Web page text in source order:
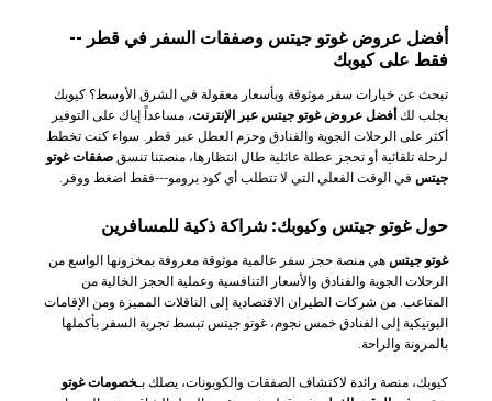
أفضل عروض غوتو جيتس وصفقات السفر في قطر --
فقط على كيوبك
تبحث عن خيارات سفر موثوقة وبأسعار معقولة في الشرق الأوسط؟ كيوبك
يجلب لك أفضل عروض غوتو جيتس عبر الإنترنت، مساعداً إياك على التوفير
أكثر على الرحلات الجوية والفنادق وحزم العطل عبر قطر. سواء كنت تخطط
لرحلة تلقائية أو تحجز عطلة عائلية طال انتظارها، منصتنا تنسق صفقات غوتو
جيتس في الوقت الفعلي التي لا تتطلب أي كود برومو---فقط اضغط ووفر.
حول غوتو جيتس وكيوبك: شراكة ذكية للمسافرين
غوتو جيتس هي منصة حجز سفر عالمية موثوقة معروفة بمخزونها الواسع من
الرحلات الجوية والفنادق والأسعار التنافسية وعملية الحجز الخالية من
المتاعب. من شركات الطيران الاقتصادية إلى الناقلات المميزة ومن الإقامات
البوتيكية إلى الفنادق خمس نجوم، غوتو جيتس تبسط تجربة السفر بأكملها
بالمرونة والراحة.
كيوبك، منصة رائدة لاكتشاف الصفقات والكوبونات، يصلك بـخصومات غوتو